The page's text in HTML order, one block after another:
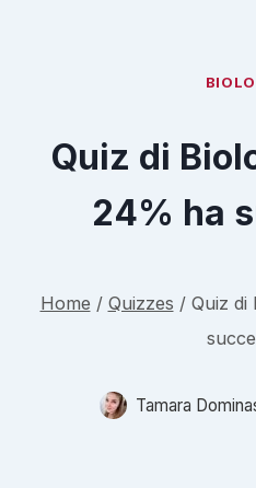
Quiz di
24% ha
Home / Quizzes / Quiz di
Tamara